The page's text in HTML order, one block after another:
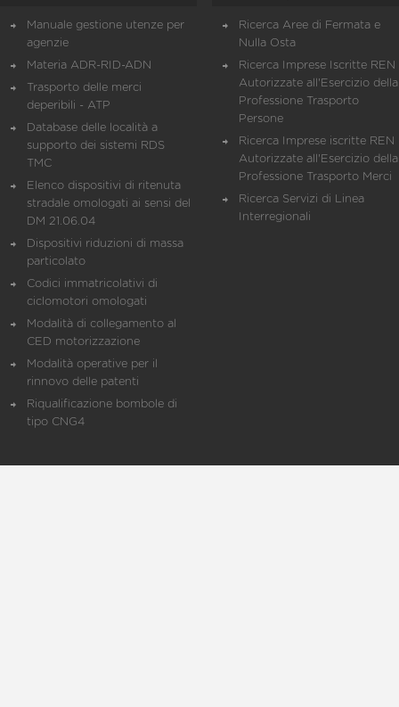
Manuale gestione utenze per
agenzie
Materia ADR-RID-ADN
Trasporto delle merci
deperibili - ATP
Database delle località a
supporto dei sistemi RDS
TMC
Elenco dispositivi di ritenuta
stradale omologati ai sensi del
DM 21.06.04
Dispositivi riduzioni di massa
particolato
Codici immatricolativi di
ciclomotori omologati
Modalità di collegamento al
CED motorizzazione
Modalità operative per il
rinnovo delle patenti
Riqualificazione bombole di
tipo CNG4
Ricerca Aree di Fermata e
Nulla Osta
Ricerca Imprese Iscritte REN
Autorizzate all'Esercizio della
Professione Trasporto
Persone
Ricerca Imprese iscritte REN
Autorizzate all'Esercizio della
Professione Trasporto Merci
Ricerca Servizi di Linea
Interregionali